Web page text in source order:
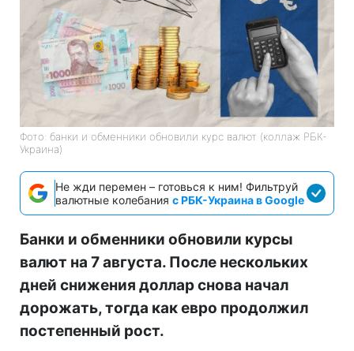
Фото: банки и обменники обновили курс валют (коллаж РБК-
Украина)
Не жди перемен – готовься к ним! Фильтруй
валютные колебания с РБК-Украина в Google
Банки и обменники обновили курсы
валют на 7 августа. После нескольких
дней снижения доллар снова начал
дорожать, тогда как евро продолжил
постепенный рост.